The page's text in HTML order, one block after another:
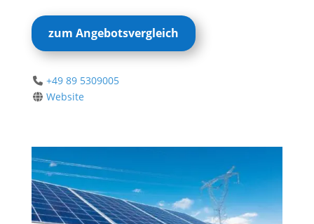
zum Angebotsvergleich
+49 89 5309005
Website